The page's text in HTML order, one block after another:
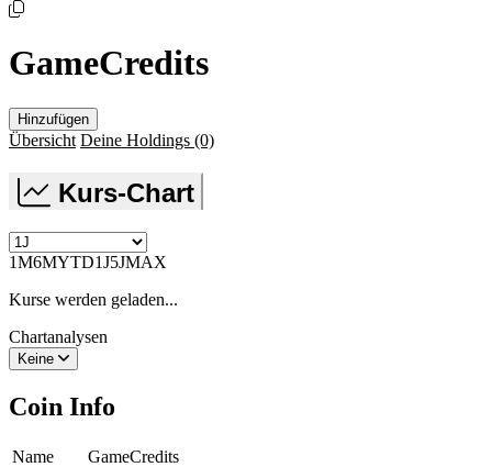
GameCredits
Hinzufügen
Übersicht Deine Holdings (0)
Kurs-Chart
1M6MYTD1J5JMAX
Kurse werden geladen...
Chartanalysen
Keine
Coin Info
Name
GameCredits